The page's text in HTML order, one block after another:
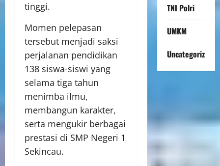
tinggi.
Momen pelepasan
tersebut menjadi saksi
perjalanan pendidikan
138 siswa-siswi yang
selama tiga tahun
menimba ilmu,
membangun karakter,
serta mengukir berbagai
prestasi di SMP Negeri 1
Sekincau.
TNI Polri
UMKM
Uncategorized